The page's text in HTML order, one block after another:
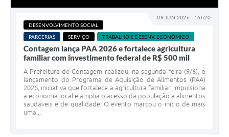
09 JUN 2026 - 16h20
DESENVOLVIMENTO SOCIAL
PARCERIAS
SERVIÇO TRABALHO E DESENV. ECONÔMICO
Contagem lança PAA 2026 e fortalece agricultura
familiar com investimento federal de R$ 500 mil
A Prefeitura de Contagem realizou, na segunda-feira (9/6), o
lançamento do Programa de Aquisição de Alimentos (PAA)
2026, iniciativa que fortalece a agricultura familiar, impulsiona
a economia local e amplia o acesso da população a alimentos
saudáveis e de qualidade. O evento marcou o início de mais
uma...